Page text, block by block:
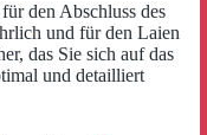
den Abschluss des
und für den Laien
das Sie sich auf das
und detailliert